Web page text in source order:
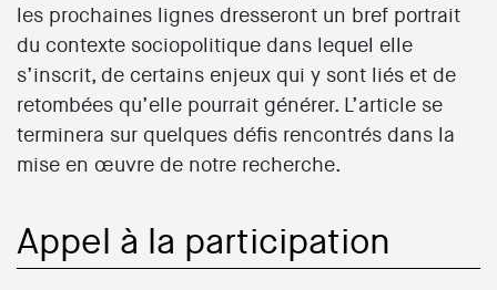
les prochaines lignes dresseront un bref portrait
du contexte sociopolitique dans lequel elle
s’inscrit, de certains enjeux qui y sont liés et de
retombées qu’elle pourrait générer. L’article se
terminera sur quelques défis rencontrés dans la
mise en œuvre de notre recherche.
Appel à la participation